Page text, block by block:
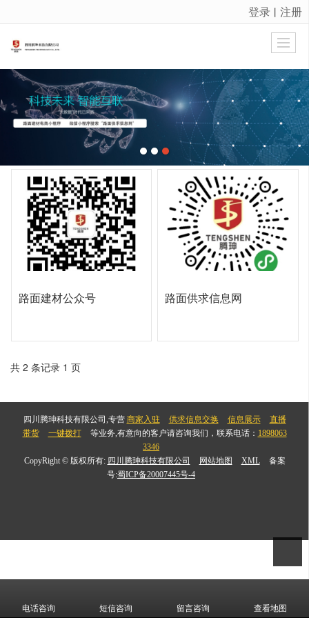
很遗憾，因您的浏览器版本过低导致无法获得最佳浏览体验，推荐下载安装谷歌浏览器！
登录 丨 注册
路面建材公众号 路面供求信息网
共 2 条记录 1 页
四川腾珅科技有限公司,专营 商家入驻 供求信息交换 信息展示
直播
带货
一键拨打 等业务,有意向的客户请咨询我们，联系电话： 1898063
3346
CopyRight © 版权所有: 四川腾珅科技有限公司 网站地图 XML
备案
号:蜀ICP备20007445号-4
电话咨询 短信咨询 留言咨询 查看地图